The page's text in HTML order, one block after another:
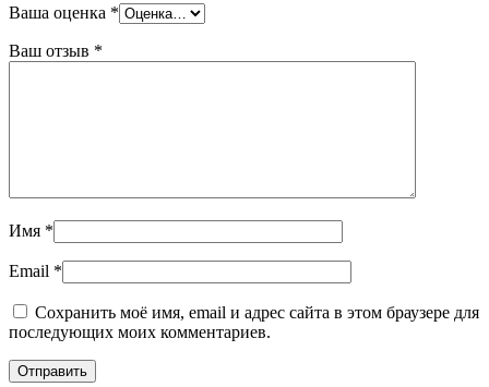
Ваша оценка *
Ваш отзыв *
Имя *
Email *
Сохранить моё имя, email и адрес сайта в этом браузере для
последующих моих комментариев.